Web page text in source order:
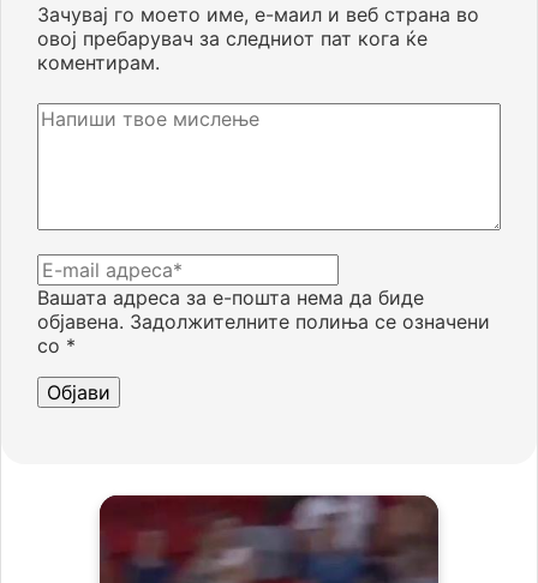
Вашата адреса за е-пошта нема да биде
објавена. Задолжителните полиња се означени
со *
Зачувај го моето име, е-маил и веб страна во
овој пребарувач за следниот пат кога ќе
коментирам.